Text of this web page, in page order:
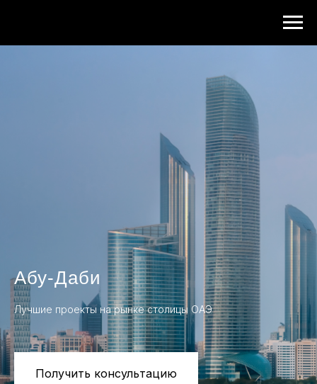
Абу-Даби
Лучшие проекты на рынке столицы ОАЭ
Получить консультацию